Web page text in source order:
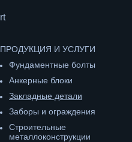
ПРОДУКЦИЯ И УСЛУГИ
Фундаментные болты
Анкерные блоки
Закладные детали
Заборы и ограждения
Строительные
металлоконструкции